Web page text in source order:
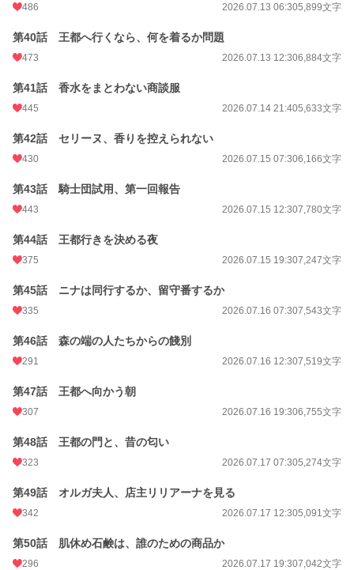
486 2026.07.13 06:305,899文字
第40話 王都へ行くなら、何を着るか問題
473 2026.07.13 12:306,884文字
第41話 香水をまとわない商談服
445 2026.07.14 21:405,633文字
第42話 セリーヌ、香りを控えられない
430 2026.07.15 07:306,166文字
第43話 騎士団試用、第一回報告
443 2026.07.15 12:307,780文字
第44話 王都行きを決める夜
375 2026.07.15 19:307,247文字
第45話 ニナは同行するか、留守番するか
335 2026.07.16 07:307,543文字
第46話 森の端の人たちからの餞別
291 2026.07.16 12:307,519文字
第47話 王都へ向かう朝
307 2026.07.16 19:306,755文字
第48話 王都の門と、昔の匂い
323 2026.07.17 07:305,274文字
第49話 オルガ夫人、店主リリアーナを見る
342 2026.07.17 12:305,091文字
第50話 肌休め石鹸は、誰のための商品か
296 2026.07.17 19:307,042文字